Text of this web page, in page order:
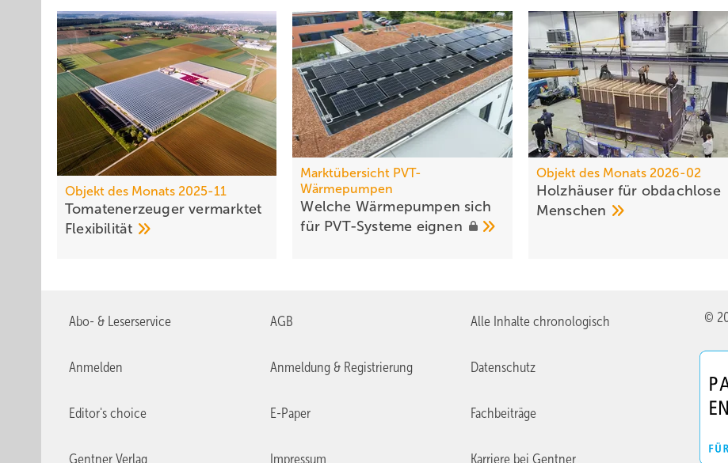
Objekt des Monats 2025-11
Tomatenerzeuger vermarktet
Flexibilität
Marktübersicht PVT-
Wärmepumpen
Welche Wärmepumpen sich
für PVT-Systeme eignen
Objekt des Monats 2026-02
Holzhäuser für obdachlose
Menschen
Abo- & Leserservice AGB Alle Inhalte chronologisch
Anmelden Anmeldung & Registrierung Datenschutz
Editor's choice E-Paper Fachbeiträge
Gentner Verlag Impressum Karriere bei Gentner
©